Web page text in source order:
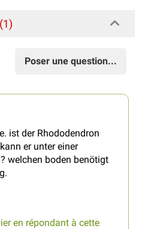
Poser une question...
ist der Rhododendron
er unter einer
welchen boden benötigt
en répondant à cette